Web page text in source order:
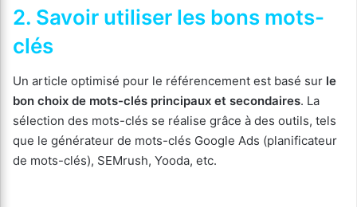
2. Savoir utiliser les bons mots-
clés
Un article optimisé pour le référencement est basé sur le
bon choix de mots-clés principaux et secondaires. La
sélection des mots-clés se réalise grâce à des outils, tels
que le générateur de mots-clés Google Ads (planificateur
de mots-clés), SEMrush, Yooda, etc.